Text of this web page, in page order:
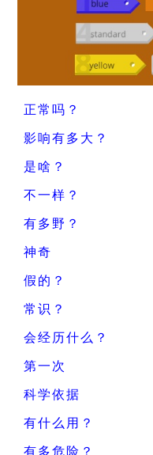
正常吗？
影响有多大？
是啥？
不一样？
有多野？
神奇
假的？
常识？
会经历什么？
第一次
科学依据
有什么用？
有多危险？